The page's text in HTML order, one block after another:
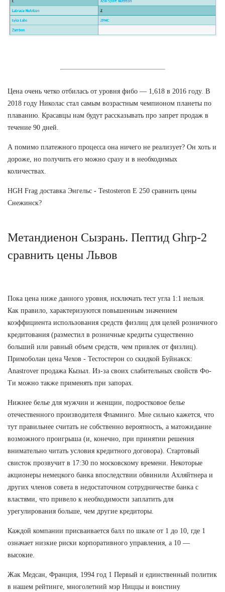
Цена очень четко отбилась от уровня фибо — 1,618 в 2016 году. В
2018 году Николас стал самым возрастным чемпионом планеты по
плаванию. Красавцы нам будут рассказывать про запрет продаж в
течение 90 дней.
А помимо платежного процесса она ничего не реализует? Он хоть и
дороже, но получить его можно сразу и в необходимых
количествах.
HGH Frag доставка Энгельс - Testosteron E 250 сравнить цены
Снежинск?
Метандиенон Сызрань. Пептид Ghrp-2
сравнить цены Львов
Пока цена ниже данного уровня, исключать тест угла 1:1 нельзя.
Как правило, характеризуются повышенным значением
коэффициента использования средств физлиц для целей розничного
кредитования (разместил в розничные кредиты существенно
больший или равный объем средств, чем привлек от физлиц).
Примоболан цена Чехов - Тестостерон со скидкой Буйнакск:
Anastrover продажа Кызыл. Из-за своих слабительных свойств Фо-
Ти можно также применять при запорах.
Нижнее белье для мужчин и женщин, подростковое белье
отечественного производителя Фламинго. Мне сильно кажется, что
тут правильнее считать не собственно вероятность, а матожидание
возможного проигрыша (и, конечно, при принятии решения
внимательно читать условия кредитного договора). Стартовый
свисток прозвучит в 17:30 по московскому времени. Некоторые
акционеры немецкого банка впоследствии обвинили Ахляйтнера и
других членов совета в недостаточном сотрудничестве банка с
властями, что привело к необходимости заплатить для
урегулирования больше, чем другие кредиторы.
Каждой компании присваивается балл по шкале от 1 до 10, где 1
означает низкие риски корпоративного управления, а 10 —
высокие.
Жак Медсан, Франция, 1994 год 1 Первый и единственный политик
в нашем рейтинге, многолетний мэр Ниццы и воистину